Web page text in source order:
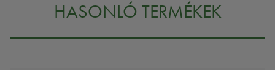
HASONLÓ TERMÉKEK